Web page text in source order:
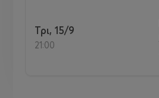
Τρι, 15/9
21:00